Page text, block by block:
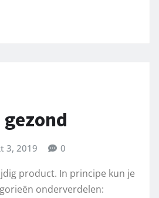
3, 2019 0
product. In principe kun je
onderverdelen: